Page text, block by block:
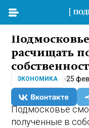
расчищать
ЭКОНОМИКА 25
Подмосковье
полученные в